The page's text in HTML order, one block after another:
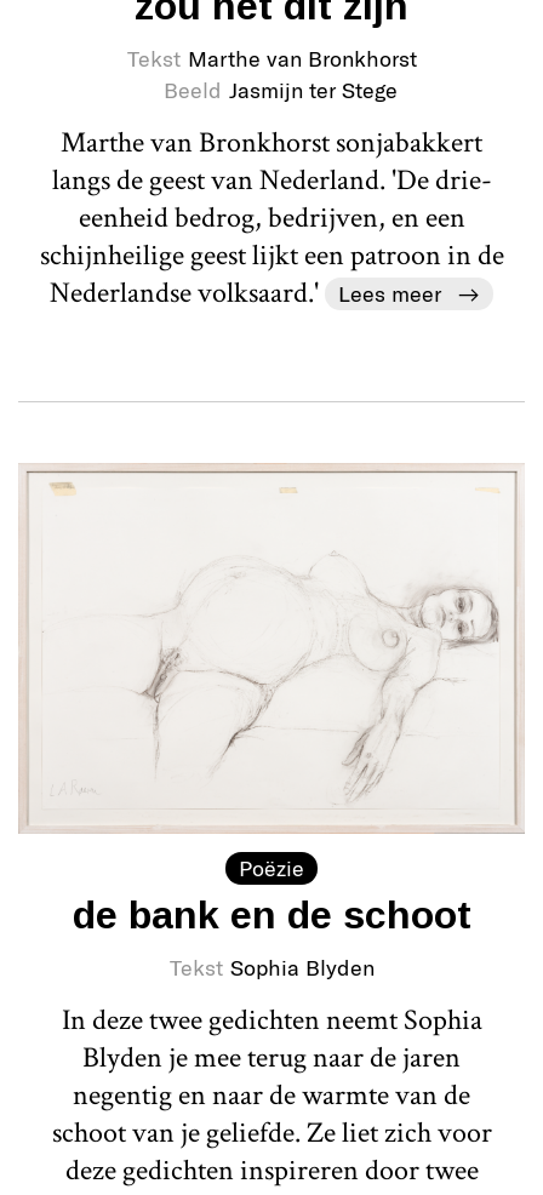
Tekst Marthe van Bronkhorst
Beeld Jasmijn ter Stege
Marthe van Bronkhorst sonjabakkert
langs de geest van Nederland. 'De drie-
eenheid bedrog, bedrijven, en een
schijnheilige geest lijkt een patroon in de
Nederlandse volksaard.'
Lees meer
Poëzie
de bank en de schoot
Tekst Sophia Blyden
In deze twee gedichten neemt Sophia
Blyden je mee terug naar de jaren
negentig en naar de warmte van de
schoot van je geliefde. Ze liet zich voor
deze gedichten inspireren door twee